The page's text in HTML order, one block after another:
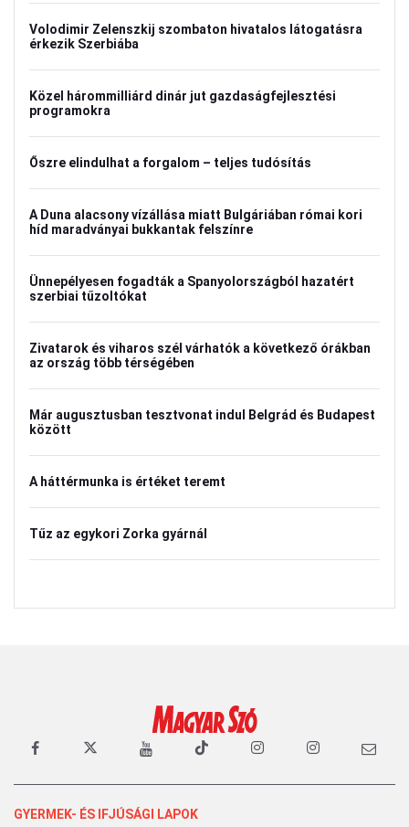
Volodimir Zelenszkij szombaton hivatalos látogatásra
érkezik Szerbiába
Közel hárommilliárd dinár jut gazdaságfejlesztési
programokra
Őszre elindulhat a forgalom – teljes tudósítás
A Duna alacsony vízállása miatt Bulgáriában római kori
híd maradványai bukkantak felszínre
Ünnepélyesen fogadták a Spanyolországból hazatért
szerbiai tűzoltókat
Zivatarok és viharos szél várhatók a következő órákban
az ország több térségében
Már augusztusban tesztvonat indul Belgrád és Budapest
között
A háttérmunka is értéket teremt
Tűz az egykori Zorka gyárnál
GYERMEK- ÉS IFJÚSÁGI LAPOK